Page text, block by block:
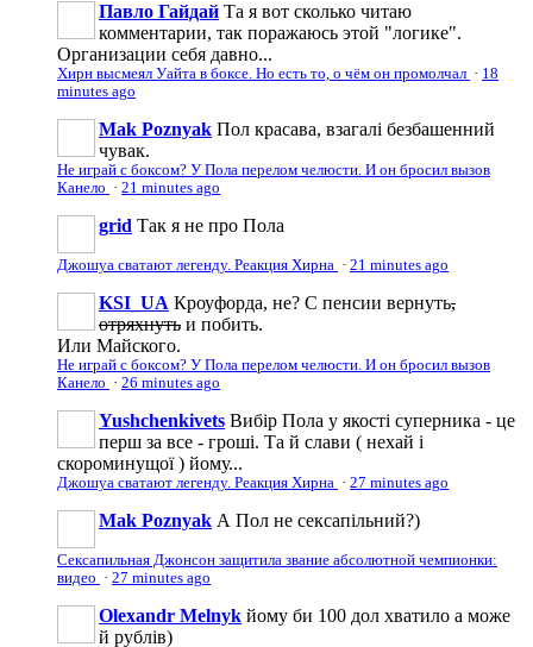
Павло Гайдай Та я вот сколько читаю
комментарии, так поражаюсь этой "логике".
Организации себя давно...
Хирн высмеял Уайта в боксе. Но есть то, о чём он промолчал · 18
minutes ago
Mak Poznyak Пол красава, взагалі безбашенний
чувак.
Не играй с боксом? У Пола перелом челюсти. И он бросил вызов
Канело · 21 minutes ago
grid Так я не про Пола
Джошуа сватают легенду. Реакция Хирна · 21 minutes ago
KSI_UA Кроуфорда, не? С пенсии вернуть,
отряхнуть и побить.
Или Майского.
Не играй с боксом? У Пола перелом челюсти. И он бросил вызов
Канело · 26 minutes ago
Yushchenkivets Вибір Пола у якості суперника - це
перш за все - гроші. Та й слави ( нехай і
скороминущої ) йому...
Джошуа сватают легенду. Реакция Хирна · 27 minutes ago
Mak Poznyak А Пол не сексапільний?)
Сексапильная Джонсон защитила звание абсолютной чемпионки:
видео · 27 minutes ago
Olexandr Melnyk йому би 100 дол хватило а може
й рублів)